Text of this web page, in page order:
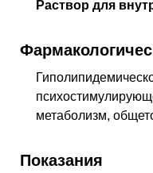
Раствор для
метаболизм,
Показания